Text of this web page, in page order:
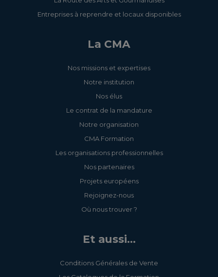
Entreprises à reprendre et locaux disponibles
La CMA
Nos missions et expertises
Notre institution
Nos élus
Le contrat de la mandature
Notre organisation
CMA Formation
Les organisations professionnelles
Nos partenaires
Projets européens
Rejoignez-nous
Où nous trouver ?
Et aussi...
Conditions Générales de Vente